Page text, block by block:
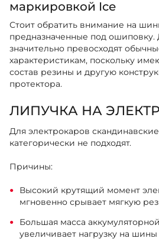
маркировкой Ice
Стоит обратить внимание на
предназначенные под
значительно превосходят
характеристикам, поскольку
состав резины и другую
протектора.
ЛИПУЧКА НА
Для электрокаров
категорически не подходят.
Причины:
Высокий крутящий момент
мгновенно срывает мягкую
Большая масса
увеличивает нагрузку на